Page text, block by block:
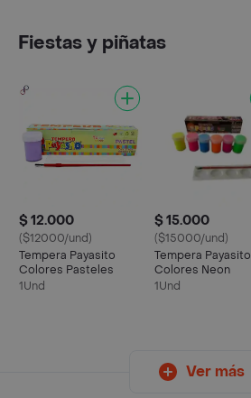
Fiestas y piñatas
$ 12.000
($12000/und)
Tempera Payasito
Colores Pasteles
1Und
$ 15.000
($15000/und)
Tempera Payasito
Colores Neon
1Und
Ver más